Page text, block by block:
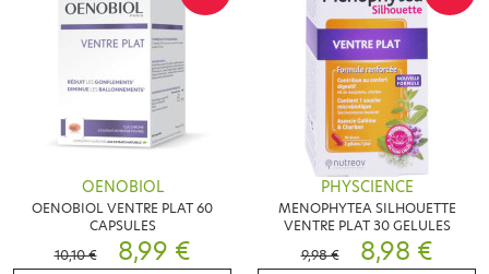
OENOBIOL
OENOBIOL VENTRE PLAT 60
CAPSULES
10,10 €
8,99 €
PHYSCIENCE
MENOPHYTEA SILHOUETTE
VENTRE PLAT 30 GELULES
9,98 €
8,98 €